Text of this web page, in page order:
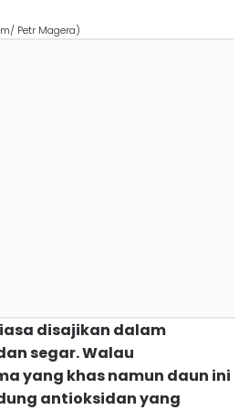
Petr Magera)
disajikan dalam
segar. Walau
yang khas namun daun ini
antioksidan yang